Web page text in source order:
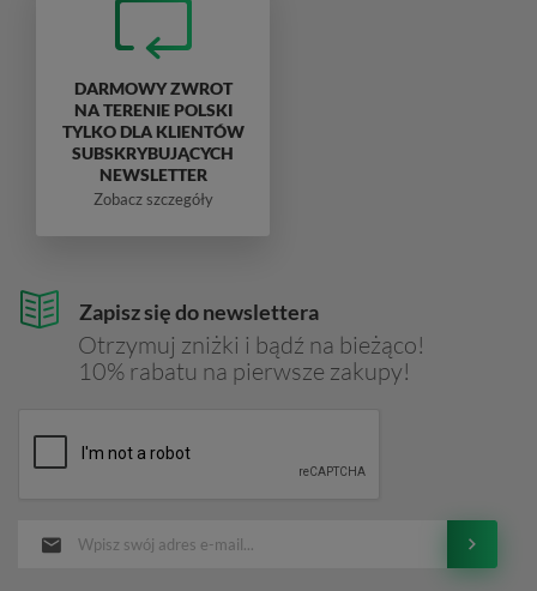
Zapisz się do newslettera
Otrzymuj zniżki i bądź na bieżąco!
10% rabatu na pierwsze zakupy!
DARMOWY ZWROT
NA TERENIE POLSKI
TYLKO DLA KLIENTÓW
SUBSKRYBUJĄCYCH
NEWSLETTER
Zobacz szczegóły